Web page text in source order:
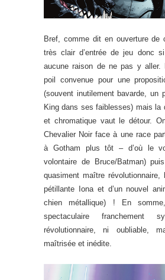
Bref, comme dit en ouverture de
très clair d’entrée de jeu donc
aucune raison de ne pas y aller.
poil convenue pour une
(souvent inutilement bavarde, un
King dans ses faiblesses) mais la
et chromatique vaut le détour.
Chevalier Noir face à une race
à Gotham plus tôt – d’où le
volontaire de Bruce/Batman)
quasiment maître révolutionnaire,
pétillante Iona et d’un nouvel
chien métallique) ! En
spectaculaire franchement
révolutionnaire, ni oubliable,
maîtrisée et inédite.